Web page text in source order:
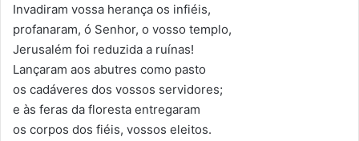
Invadiram vossa herança os infiéis,
profanaram, ó Senhor, o vosso templo,
Jerusalém foi reduzida a ruínas!
Lançaram aos abutres como pasto
os cadáveres dos vossos servidores;
e às feras da floresta entregaram
os corpos dos fiéis, vossos eleitos.